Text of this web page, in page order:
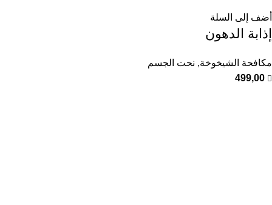
أضف إلى السلة
إذابة الدهون
مكافحة الشيخوخة, نحت الجسم
499,00